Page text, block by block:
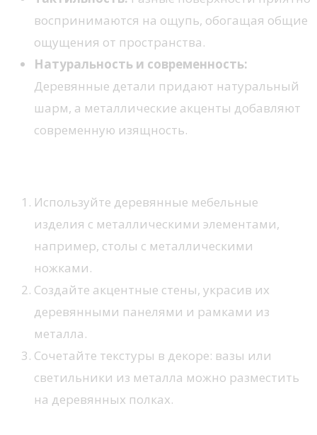
воспринимаются на ощупь, обогащая общие
ощущения от пространства.
Натуральность и современность:
Деревянные детали придают натуральный
шарм, а металлические акценты добавляют
современную изящность.
Используйте деревянные мебельные
изделия с металлическими элементами,
например, столы с металлическими
ножками.
Создайте акцентные стены, украсив их
деревянными панелями и рамками из
металла.
Сочетайте текстуры в декоре: вазы или
светильники из металла можно разместить
на деревянных полках.